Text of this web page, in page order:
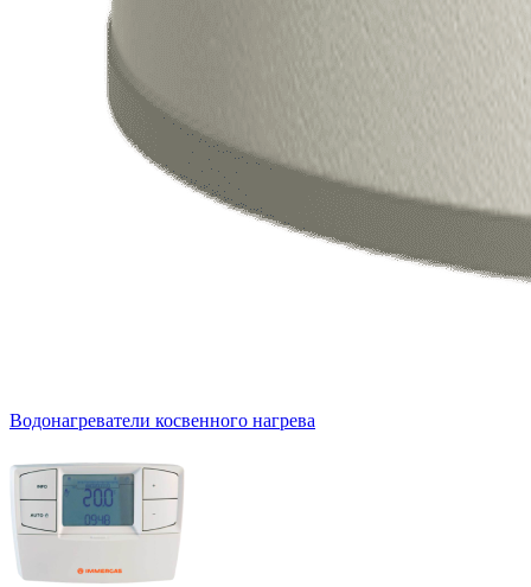
Водонагреватели косвенного нагрева